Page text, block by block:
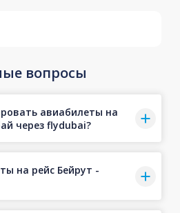
вопросы
авиабилеты на
через flydubai?
на рейс Бейрут -